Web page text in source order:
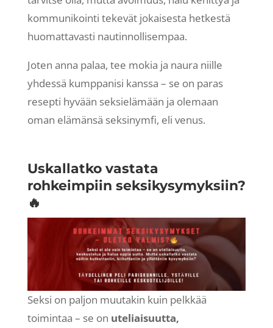
kommunikointi tekevät jokaisesta hetkestä
huomattavasti nautinnollisempaa.
Joten anna palaa, tee mokia ja naura niille
yhdessä kumppanisi kanssa – se on paras
resepti hyvään seksielämään ja olemaan
oman elämänsä seksinymfi, eli venus.
Uskallatko vastata
rohkeimpiin seksikysymyksiin?
🔥
Seksi on paljon muutakin kuin pelkkää
toimintaa – se on uteliaisuutta,